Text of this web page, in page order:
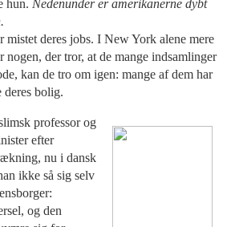
hun. Nedenunder er amerikanerne dybt
mistet deres jobs. I New York alene mere
nogen, der tror, at de mange indsamlinger
kan de tro om igen: mange af dem har
deres bolig.
professor og
efter
nu i dansk
ikke så sig selv
og den